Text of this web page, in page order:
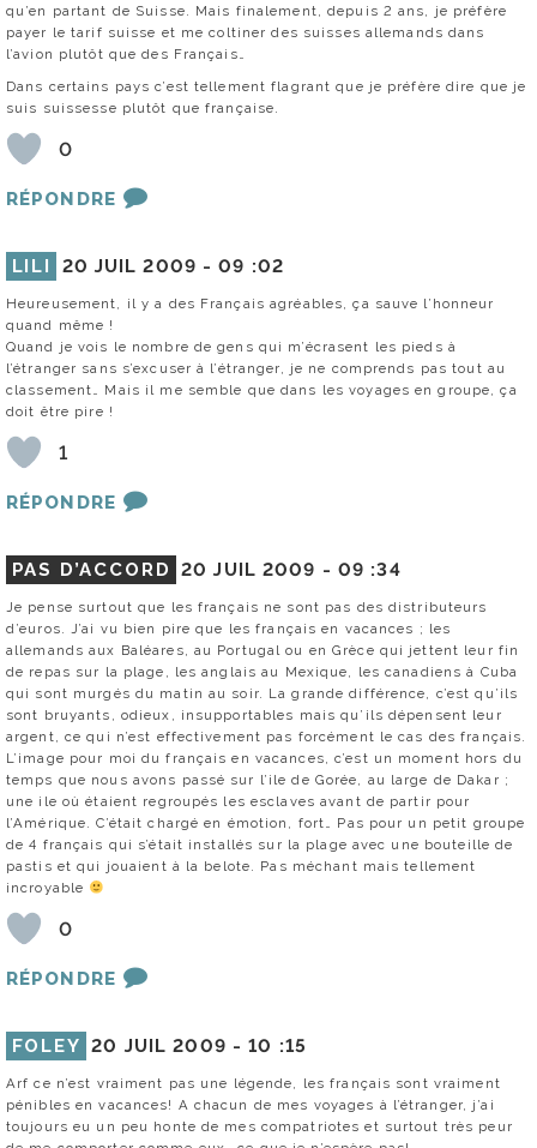
qu’en partant de Suisse. Mais finalement, depuis 2 ans, je préfère
payer le tarif suisse et me coltiner des suisses allemands dans
l’avion plutôt que des Français…
Dans certains pays c’est tellement flagrant que je préfère dire que je
suis suissesse plutôt que française.
0
RÉPONDRE
LILI 20 JUIL 2009 -09 :02
Heureusement, il y a des Français agréables, ça sauve l’honneur
quand même !
Quand je vois le nombre de gens qui m’écrasent les pieds à
l’étranger sans s’excuser à l’étranger, je ne comprends pas tout au
classement… Mais il me semble que dans les voyages en groupe, ça
doit être pire !
1
RÉPONDRE
PAS D’ACCORD 20 JUIL 2009 - 09 :34
Je pense surtout que les français ne sont pas des distributeurs
d’euros. J’ai vu bien pire que les français en vacances ; les
allemands aux Baléares, au Portugal ou en Grèce qui jettent leur fin
de repas sur la plage, les anglais au Mexique, les canadiens à Cuba
qui sont murgés du matin au soir. La grande différence, c’est qu’ils
sont bruyants, odieux, insupportables mais qu’ils dépensent leur
argent, ce qui n’est effectivement pas forcément le cas des français.
L’image pour moi du français en vacances, c’est un moment hors du
temps que nous avons passé sur l’ile de Gorée, au large de Dakar ;
une ile où étaient regroupés les esclaves avant de partir pour
l’Amérique. C’était chargé en émotion, fort… Pas pour un petit groupe
de 4 français qui s’était installés sur la plage avec une bouteille de
pastis et qui jouaient à la belote. Pas méchant mais tellement
incroyable
0
RÉPONDRE
FOLEY 20 JUIL 2009 -10 :15
Arf ce n’est vraiment pas une légende, les français sont vraiment
pénibles en vacances! A chacun de mes voyages à l’étranger, j’ai
toujours eu un peu honte de mes compatriotes et surtout très peur